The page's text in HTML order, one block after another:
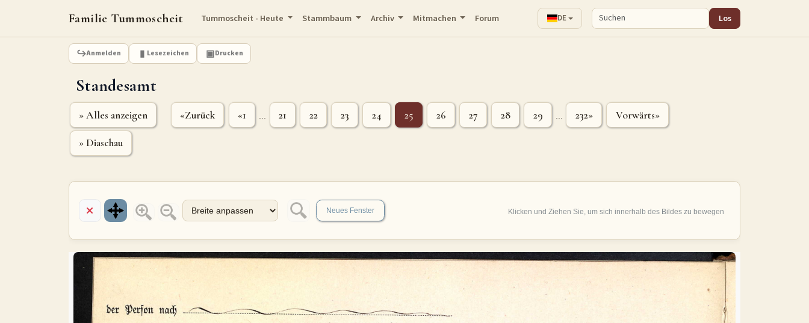
Familie Tummoscheit Tummoscheit - Heute Stammbaum Archiv Mitmachen Forum DE Los
Anmelden Lesezeichen Drucken
Standesamt
» Alles anzeigen «Zurück «1 21 22 23 24 25 26 27 28 29 232» Vorwärts»
» Diaschau